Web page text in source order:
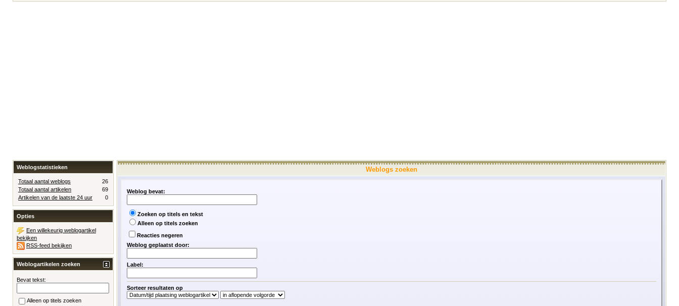
Weblogs zoeken
Weblog bevat:
Zoeken op titels en tekst
Alleen op titels zoeken
Reacties negeren
Weblog geplaatst door:
Label:
Sorteer resultaten op
Weblogstatistieken
Totaal aantal weblogs
26
Totaal aantal artikelen
69
Artikelen van de laatste 24 uur
0
Opties
Een willekeurig weblogartikel
bekijken
RSS-feed bekijken
Weblogartikelen zoeken
Bevat tekst:
Alleen op titels zoeken